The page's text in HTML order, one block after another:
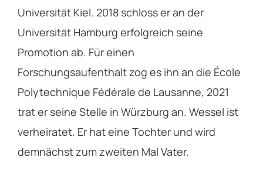
Universität Kiel. 2018 schloss er an der
Universität Hamburg erfolgreich seine
Promotion ab. Für einen
Forschungsaufenthalt zog es ihn an die École
Polytechnique Fédérale de Lausanne, 2021
trat er seine Stelle in Würzburg an. Wessel ist
verheiratet. Er hat eine Tochter und wird
demnächst zum zweiten Mal Vater.